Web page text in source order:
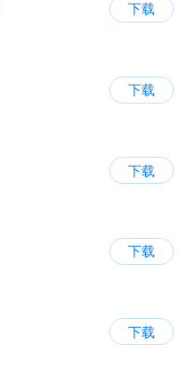
下载
下载
下载
下载
下载